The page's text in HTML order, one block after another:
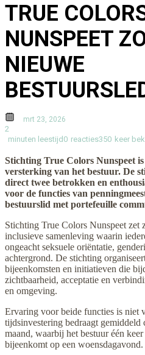
TRUE
NUNSPEET
NIEUWE
mrt 23, 2026
2
minuten leestijd 0 reacties350 keer
Stichting True Colors Nunspeet
versterking van het bestuur. De
direct twee betrokken en
voor de functies van
bestuurslid met portefeuille
Stichting True Colors Nunspeet zet
inclusieve samenleving waarin
ongeacht seksuele oriëntatie,
achtergrond. De stichting
bijeenkomsten en initiatieven die
zichtbaarheid, acceptatie en
en omgeving.
Ervaring voor beide functies is niet
tijdsinvestering bedraagt gemiddeld
maand, waarbij het bestuur één keer
bijeenkomt op een woensdagavond.